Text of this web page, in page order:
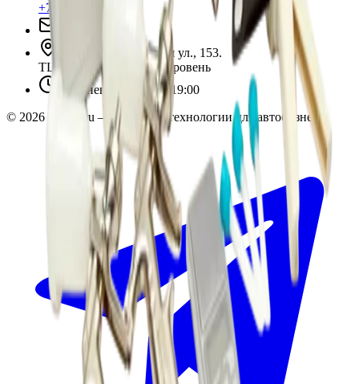
+7 (495) 135-35-99
Москва, Люблинская ул., 153.
ТЦ «Люблю Молл», -1 уровень
Ежедневно 10:00 — 19:00
© 2026 InSafe.ru — Товары и технологии для автобизнеса